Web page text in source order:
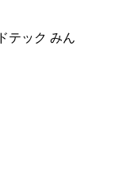
テック みん